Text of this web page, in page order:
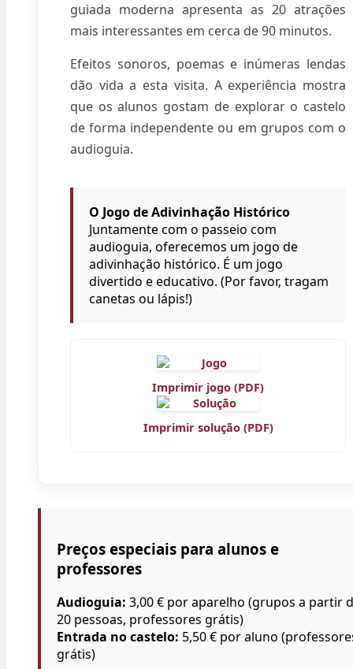
guiada moderna apresenta as 20 atrações
mais interessantes em cerca de 90 minutos.
Efeitos sonoros, poemas e inúmeras lendas
dão vida a esta visita. A experiência mostra
que os alunos gostam de explorar o castelo
de forma independente ou em grupos com o
audioguia.
O Jogo de Adivinhação Histórico
Juntamente com o passeio com
audioguia, oferecemos um jogo de
adivinhação histórico. É um jogo
divertido e educativo. (Por favor, tragam
canetas ou lápis!)
Imprimir jogo (PDF)
Imprimir solução (PDF)
Preços especiais para alunos e
professores
Audioguia: 3,00 € por aparelho (grupos a partir
20 pessoas, professores grátis)
Entrada no castelo: 5,50 € por aluno
grátis)